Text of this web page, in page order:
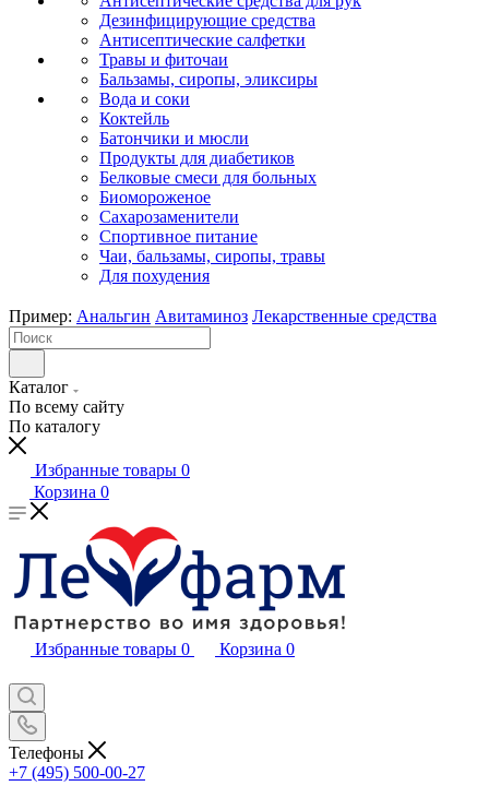
Дезинфицирующие средства
Антисептические салфетки
Травы и фиточаи
Бальзамы, сиропы, эликсиры
Вода и соки
Коктейль
Батончики и мюсли
Продукты для диабетиков
Белковые смеси для больных
Биомороженое
Сахарозаменители
Спортивное питание
Чаи, бальзамы, сиропы, травы
Для похудения
Пример: Анальгин Авитаминоз Лекарственные средства
Каталог
По всему сайту
По каталогу
Избранные товары 0
Корзина 0
Избранные товары 0 Корзина 0
Телефоны
+7 (495) 500-00-27